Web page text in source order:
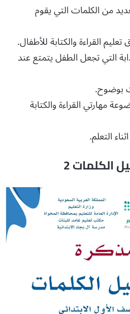
من الكلمات التي يقوم
القراءة والكتابة للأطفال.
التي تجعل الطفل يتمتع عند
بوضوح.
مهارتي القراءة والكتابة
التعلم.
الكلمات 2